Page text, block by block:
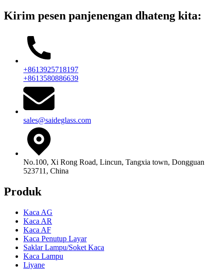
Kirim pesen panjenengan dhateng kita:
+8613925718197
+8613580886639
sales@saideglass.com
No.100, Xi Rong Road, Lincun, Tangxia town, Dongguan
523711, China
Produk
Kaca AG
Kaca AR
Kaca AF
Kaca Penutup Layar
Saklar Lampu/Soket Kaca
Kaca Lampu
Liyane